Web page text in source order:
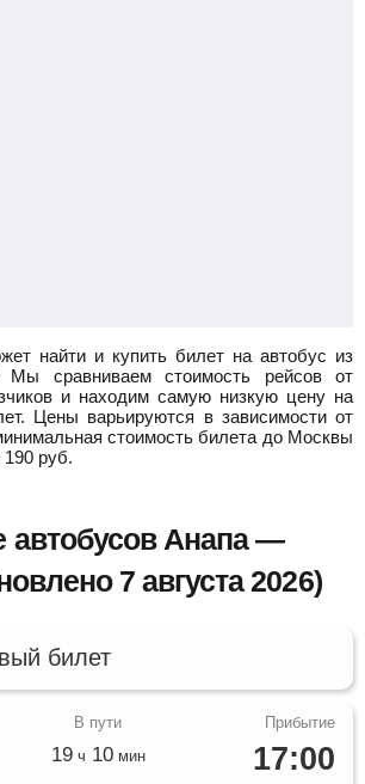
найти и купить билет на автобус из
Мы сравниваем стоимость рейсов от
и находим самую низкую цену на
Цены варьируются в зависимости от
стоимость билета до Москвы
190 руб.
автобусов Анапа —
7 августа 2026)
билет
17:00
19ч 10мин